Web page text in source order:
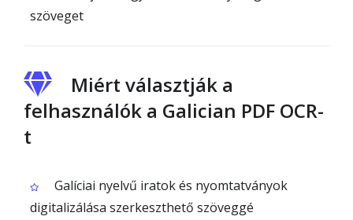
szöveget
Miért választják a
felhasználók a Galician PDF OCR-
t
Galíciai nyelvű iratok és nyomtatványok
digitalizálása szerkeszthető szöveggé